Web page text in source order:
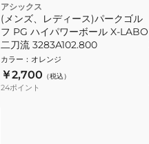
アシックス
(メンズ、レディース)パークゴル
フ PG ハイパワーボール X-LABO
二刀流 3283A102.800
カラー ： オレンジ
￥2,700 （税込）
24ポイント